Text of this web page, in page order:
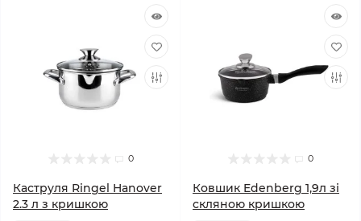
0
Каструля Ringel Hanover
2.3 л з кришкою
0
Ковшик Edenberg 1,9л зі
скляною кришкою